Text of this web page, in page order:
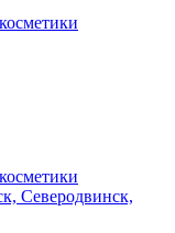
Северодвинск,